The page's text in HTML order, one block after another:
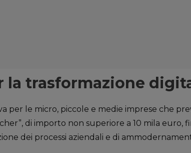
la trasformazione
per le micro, piccole e medie imprese che
di importo non superiore a 10 mila euro,
dei processi aziendali e di